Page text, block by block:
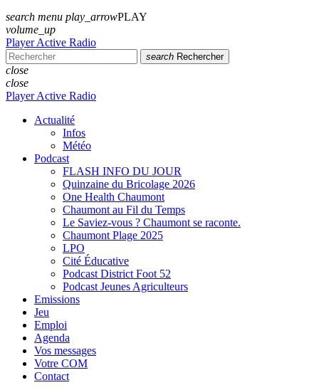
search menu play_arrowPLAY
volume_up
Player Active Radio
search Rechercher
close
close
Player Active Radio
Actualité
Infos
Météo
Podcast
FLASH INFO DU JOUR
Quinzaine du Bricolage 2026
One Health Chaumont
Chaumont au Fil du Temps
Le Saviez-vous ? Chaumont se raconte.
Chaumont Plage 2025
LPO
Cité Éducative
Podcast District Foot 52
Podcast Jeunes Agriculteurs
Emissions
Jeu
Emploi
Agenda
Vos messages
Votre COM
Contact